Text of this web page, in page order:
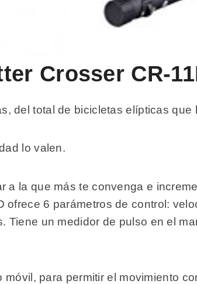
Crosser CR-
del total de bicicletas elípticas que
lo valen.
la que más te convenga e
6 parámetros de control:
un medidor de pulso en el
para permitir el movimiento